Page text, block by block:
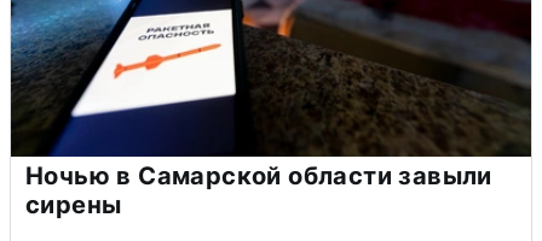
Ночью в Самарской области завыли
сирены